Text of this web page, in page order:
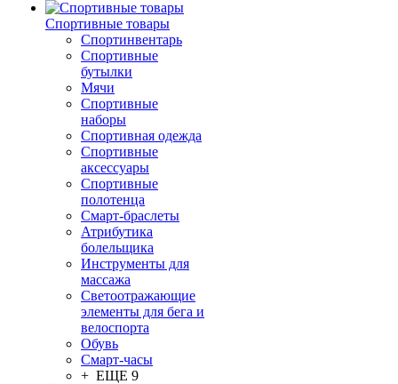
Спортивные товары
Спортинвентарь
Спортивные
бутылки
Мячи
Спортивные
наборы
Спортивная одежда
Спортивные
аксессуары
Спортивные
полотенца
Смарт-браслеты
Атрибутика
болельщика
Инструменты для
массажа
Светоотражающие
элементы для бега и
велоспорта
Обувь
Смарт-часы
+ ЕЩЕ 9